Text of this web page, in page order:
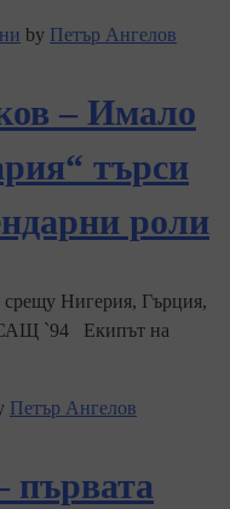
by Петър Ангелов
– Имало
търси
роли
срещу Нигерия, Гърция,
САЩ `94 Екипът на
Петър Ангелов
първата